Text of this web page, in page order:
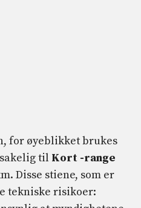
for øyeblikket brukes
til Kort -range
Disse stiene, som er
tekniske risikoer: